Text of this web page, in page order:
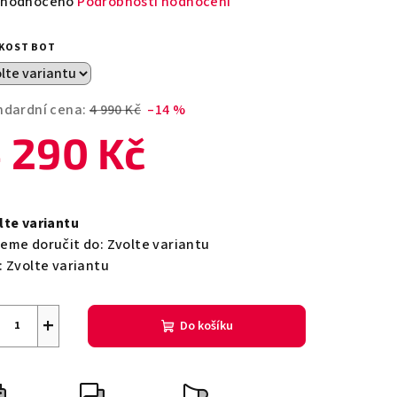
BOT
cena: 4 990 Kč –14 %
290 Kč
variantu
doručit do: Zvolte variantu
Zvolte variantu
+ Do košíku